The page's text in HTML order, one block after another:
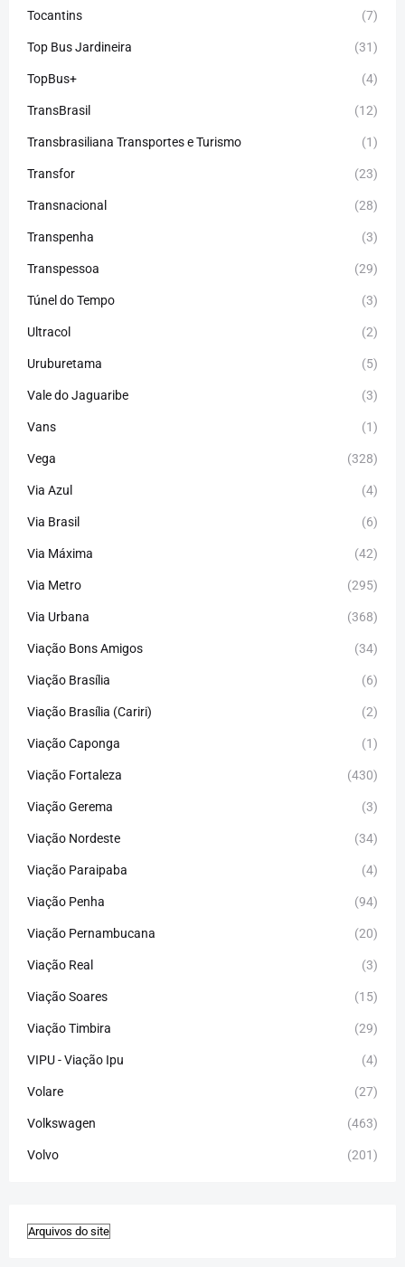
Tocantins (7)
Top Bus Jardineira (31)
TopBus+ (4)
TransBrasil (12)
Transbrasiliana Transportes e Turismo (1)
Transfor (23)
Transnacional (28)
Transpenha (3)
Transpessoa (29)
Túnel do Tempo (3)
Ultracol (2)
Uruburetama (5)
Vale do Jaguaribe (3)
Vans (1)
Vega (328)
Via Azul (4)
Via Brasil (6)
Via Máxima (42)
Via Metro (295)
Via Urbana (368)
Viação Bons Amigos (34)
Viação Brasília (6)
Viação Brasília (Cariri) (2)
Viação Caponga (1)
Viação Fortaleza (430)
Viação Gerema (3)
Viação Nordeste (34)
Viação Paraipaba (4)
Viação Penha (94)
Viação Pernambucana (20)
Viação Real (3)
Viação Soares (15)
Viação Timbira (29)
VIPU - Viação Ipu (4)
Volare (27)
Volkswagen (463)
Volvo (201)